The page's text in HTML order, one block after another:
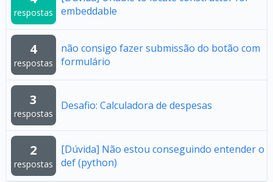
respostas
embeddable
4
respostas
não consigo fazer submissão do botão com
formulário
3
respostas
Desafio: Calculadora de despesas
2
respostas
[Dúvida] Não estou conseguindo entender o
def (python)